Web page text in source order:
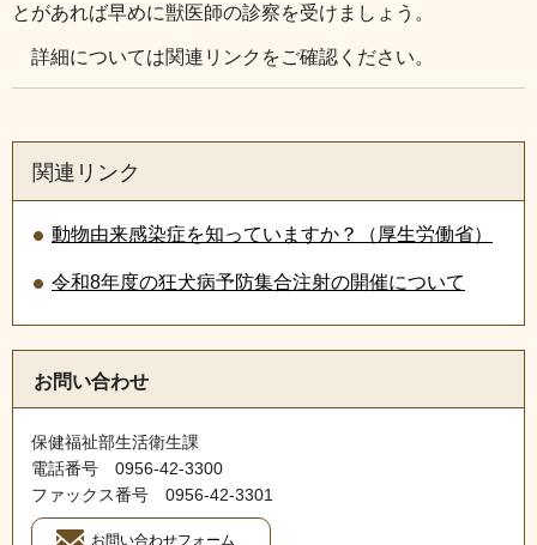
とがあれば早めに獣医師の診察を受けましょう。
詳細については関連リンクをご確認ください。
関連リンク
動物由来感染症を知っていますか？（厚生労働省）
令和8年度の狂犬病予防集合注射の開催について
お問い合わせ
保健福祉部生活衛生課
電話番号 0956‐42‐3300
ファックス番号 0956‐42‐3301